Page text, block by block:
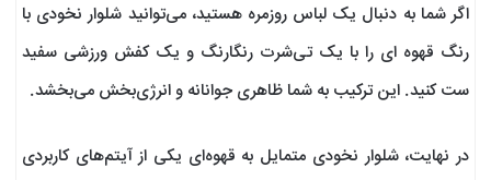
اگر شما به دنبال یک لباس روزمره هستید، می‌توانید شلوار نخودی با
رنگ قهوه ای را با یک تی‌شرت رنگارنگ و یک کفش ورزشی سفید
ست کنید. این ترکیب به شما ظاهری جوانانه و انرژی‌بخش می‌بخشد.
در نهایت، شلوار نخودی متمایل به قهوه‌ای یکی از آیتم‌های کاربردی